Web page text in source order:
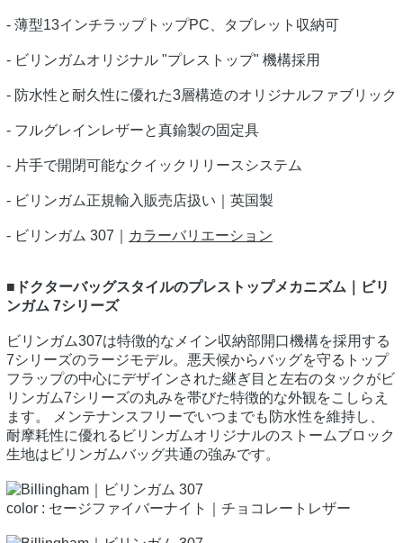
- 薄型13インチラップトップPC、タブレット収納可
- ビリンガムオリジナル "プレストップ" 機構採用
- 防水性と耐久性に優れた3層構造のオリジナルファブリック
- フルグレインレザーと真鍮製の固定具
- 片手で開閉可能なクイックリリースシステム
- ビリンガム正規輸入販売店扱い｜英国製
- ビリンガム 307｜ カラーバリエーション
■ドクターバッグスタイルのプレストップメカニズム｜ビリ
ンガム 7シリーズ
ビリンガム307は特徴的なメイン収納部開口機構を採用する
7シリーズのラージモデル。悪天候からバッグを守るトップ
フラップの中心にデザインされた継ぎ目と左右のタックがビ
リンガム7シリーズの丸みを帯びた特徴的な外観をこしらえ
ます。 メンテナンスフリーでいつまでも防水性を維持し、
耐摩耗性に優れるビリンガムオリジナルのストームブロック
生地はビリンガムバッグ共通の強みです。
color : セージファイバーナイト｜チョコレートレザー